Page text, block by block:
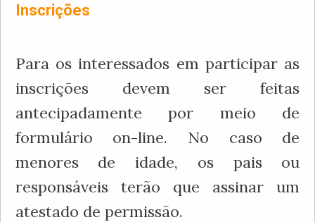
Inscrições
Para os interessados em participar as
inscrições devem ser feitas
antecipadamente por meio de
formulário on-line. No caso de
menores de idade, os pais ou
responsáveis terão que assinar um
atestado de permissão.